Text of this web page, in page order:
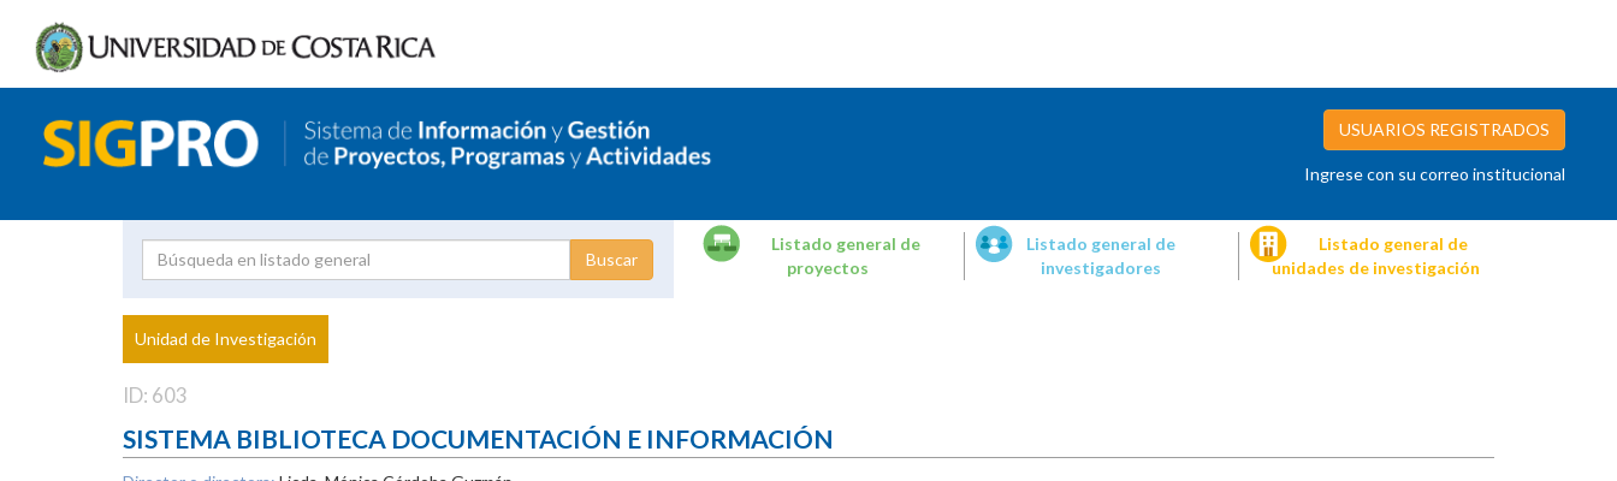
USUARIOS REGISTRADOS
Ingrese con su correo institucional
Proyecto
Investigador
Listado general de
proyectos
Listado general de
investigadores
Listado general de
unidades de investigación
Unidad de Investigación
ID: 603
SISTEMA BIBLIOTECA DOCUMENTACIÓN E INFORMACIÓN